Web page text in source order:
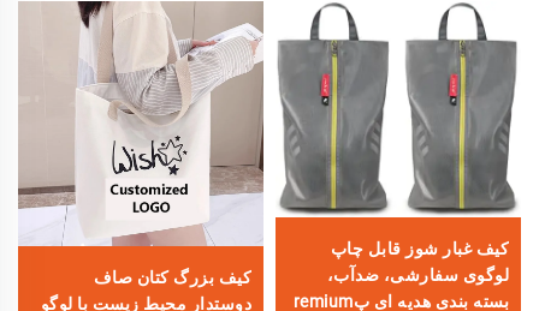
کیف غبار شوز قابل چاپ
لوگوی سفارشی، ضدآب،
بسته بندی هدیه ای پremium
کیف بزرگ کتان صاف
دوستدار محیط زیست با لوگو